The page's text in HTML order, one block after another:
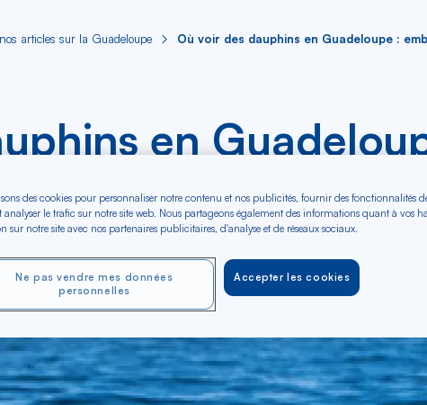
articles sur la Guadeloupe Où voir des dauphins en Guadeloupe :
en
un spectacle
des cookies pour personnaliser notre contenu et nos publicités, fournir des fonctionnalités
analyser le trafic sur notre site web. Nous partageons également des informations quant à vos
sur notre site avec nos partenaires publicitaires, d'analyse et de réseaux sociaux.
Accepter les cookies
Ne pas vendre mes données
personnelles